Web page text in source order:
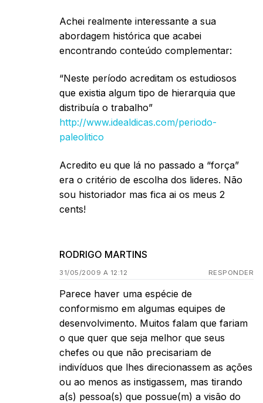
Achei realmente interessante a sua
abordagem histórica que acabei
encontrando conteúdo complementar:
“Neste período acreditam os estudiosos
que existia algum tipo de hierarquia que
distribuía o trabalho”
http://www.idealdicas.com/periodo-
paleolitico
Acredito eu que lá no passado a “força”
era o critério de escolha dos lideres. Não
sou historiador mas fica ai os meus 2
cents!
RODRIGO MARTINS
31/05/2009 A 12:12 RESPONDER
Parece haver uma espécie de
conformismo em algumas equipes de
desenvolvimento. Muitos falam que fariam
o que quer que seja melhor que seus
chefes ou que não precisariam de
indivíduos que lhes direcionassem as ações
ou ao menos as instigassem, mas tirando
a(s) pessoa(s) que possue(m) a visão do